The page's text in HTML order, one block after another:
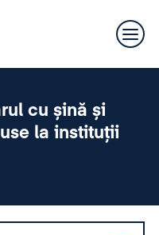
cu șină și
la instituții